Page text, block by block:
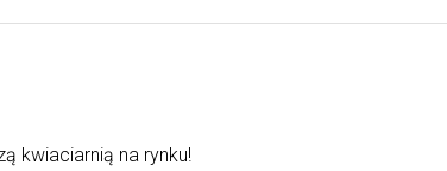
kwiaciarnią na rynku!